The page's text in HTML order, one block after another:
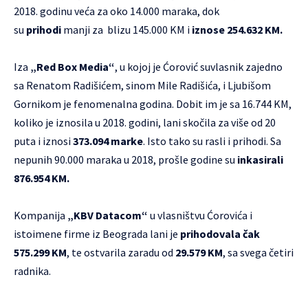
2018. godinu veća za oko 14.000 maraka, dok
su prihodi manji za blizu 145.000 KM i iznose 254.632 KM.
Iza „Red Box Media“, u kojoj je Ćorović suvlasnik zajedno
sa Renatom Radišićem, sinom Mile Radišića, i Ljubišom
Gornikom je fenomenalna godina. Dobit im je sa 16.744 KM,
koliko je iznosila u 2018. godini, lani skočila za više od 20
puta i iznosi373.094 marke. Isto tako su rasli i prihodi. Sa
nepunih 90.000 maraka u 2018, prošle godine su inkasirali
876.954 KM.
Kompanija „KBV Datacom“ u vlasništvu Ćorovića i
istoimene firme iz Beograda lani je prihodovala čak
575.299 KM, te ostvarila zaradu od 29.579 KM, sa svega četiri
radnika.